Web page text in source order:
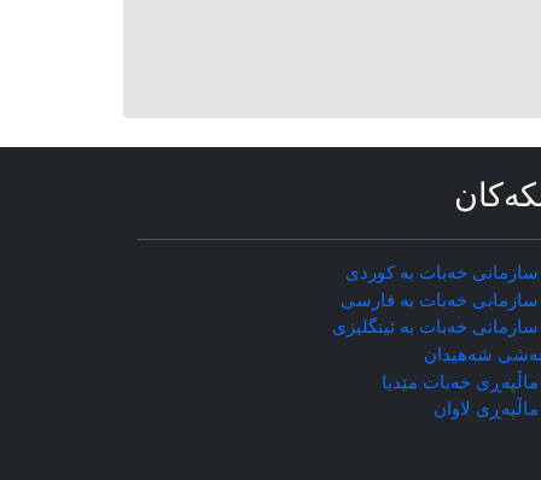
سازمانی خه‌بات به کوردی
سازمانی خه‌بات به فارسی
سازمانی خه‌بات به ئینگلیزی
شه‌هیدان
خه‌بات مێدیا
ماڵپه‌ڕی لاوان